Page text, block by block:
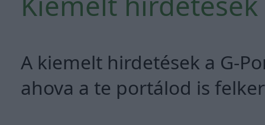
A kiemelt hirdetések a G-
ahova a te portálod is